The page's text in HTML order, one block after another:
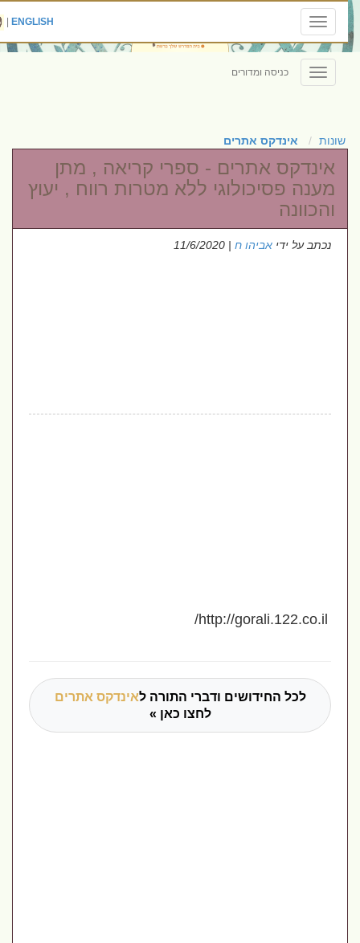
Toggle
navigation
ENGLISH
|
Toggle
navigation
כניסה ומדורים
שונות אינדקס אתרים
אינדקס אתרים - ספרי קריאה , מתן
מענה פסיכולוגי ללא מטרות רווח , יעוץ
והכוונה
נכתב על ידיאביהו ח| 11/6/2020
http://gorali.122.co.il/
לכל החידושים ודברי התורה לאינדקס אתרים
לחצו כאן »